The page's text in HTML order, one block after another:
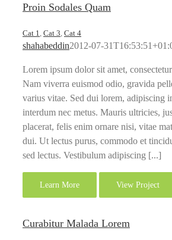
Proin Sodales Quam
Cat 1 Cat 3 Cat 4
shahabeddin2012-07-
Lorem ipsum dolor sit amet,
Nam viverra euismod odio, gravida
varius vitae. Sed dui lorem, adipiscing
interdum nec metus. Mauris ultricies,
placerat, felis enim ornare nisi, vitae
dui. Ut lectus purus, commodo et
sed lectus. Vestibulum adipiscing [...]
Learn More View Project
Curabitur Malada Lorem